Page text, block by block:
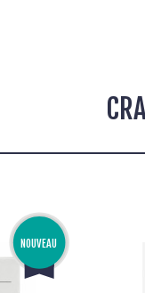
NOUVEAU